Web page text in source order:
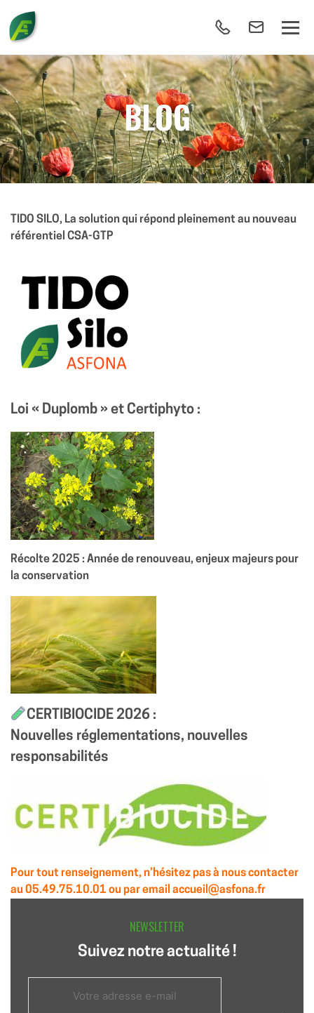
BLOG
TIDO SILO, La solution qui répond pleinement au nouveau
référentiel CSA-GTP
Loi « Duplomb » et Certiphyto :
Récolte 2025 : Année de renouveau, enjeux majeurs pour
la conservation
CERTIBIOCIDE 2026 :
Nouvelles réglementations, nouvelles
responsabilités
Pour tout renseignement, n’hésitez pas à nous contacter
au 05.49.75.10.01 ou par email accueil@asfona.fr
NEWSLETTER
Suivez notre actualité !